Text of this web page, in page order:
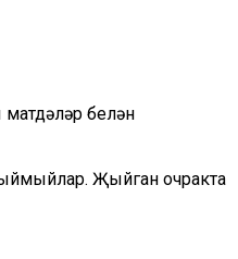
белән
Җыйган очракта